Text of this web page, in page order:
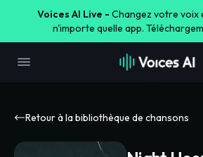
Voices AI Live - Changez votre voix
n'importe quelle app.
Retour à la bibliothèque de chansons